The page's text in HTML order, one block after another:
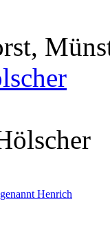
Henrich